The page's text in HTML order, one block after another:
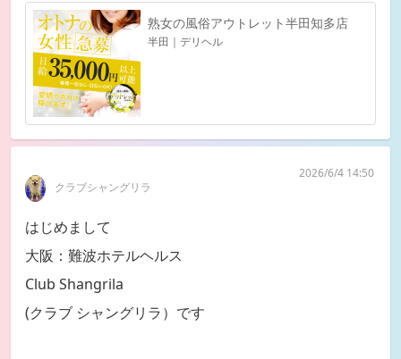
熟女の風俗アウトレット半田知多店
半田｜デリヘル
クラブシャングリラ
2026/6/4 14:50
はじめまして
大阪：難波ホテルヘルス
Club Shangrila
(クラブ シャングリラ）です